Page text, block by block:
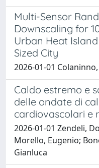
Multi-Sensor
Downscaling for
Urban Heat
Sized City
2026-01-01
Caldo estremo e
delle ondate di
cardiovascolari e
2026-01-01 Zendeli,
Morello, Eugenio;
Gianluca